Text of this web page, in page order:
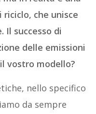
che unisce
Il successo di
delle emissioni
vostro modello?
nello specifico
da sempre